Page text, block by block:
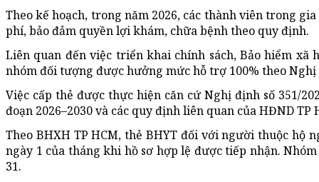
Theo kế hoạch, trong năm 2026, các thành viên trong
phí, bảo đảm quyền lợi khám, chữa bệnh theo quy định.
Liên quan đến việc triển khai chính sách, Bảo hiểm xã
nhóm đối tượng được hưởng mức hỗ trợ 100% theo Nghị
Việc cấp thẻ được thực hiện căn cứ Nghị định số 351/
đoạn 2026–2030 và các quy định liên quan của HĐND TP
Theo BHXH TP HCM, thẻ BHYT đối với người thuộc hộ
ngày 1 của tháng khi hồ sơ hợp lệ được tiếp nhận.
31.